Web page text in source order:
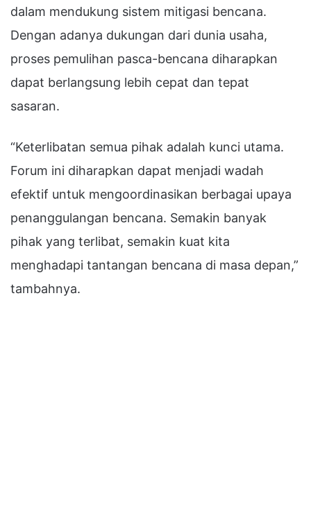
dalam mendukung sistem mitigasi bencana.
Dengan adanya dukungan dari dunia usaha,
proses pemulihan pasca-bencana diharapkan
dapat berlangsung lebih cepat dan tepat
sasaran.
“Keterlibatan semua pihak adalah kunci utama.
Forum ini diharapkan dapat menjadi wadah
efektif untuk mengoordinasikan berbagai upaya
penanggulangan bencana. Semakin banyak
pihak yang terlibat, semakin kuat kita
menghadapi tantangan bencana di masa depan,”
tambahnya.